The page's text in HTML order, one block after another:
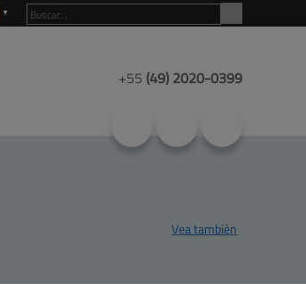
+55 (49) 2020-0399
Vea también